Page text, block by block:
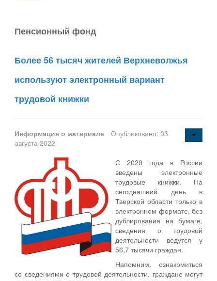
Пенсионный фонд
Более 56 тысяч жителей Верхневолжья
используют электронный вариант
трудовой книжки
Информация о материале
Опубликовано: 03
августа 2022
С 2020 года в России
введены электронные
трудовые книжки. На
сегодняшний день в
Тверской области только в
электронном формате, без
дублирования на бумаге,
сведения о трудовой
деятельности ведутся у
56,7 тысячи граждан.
Напомним, ознакомиться
со сведениями о трудовой деятельности, граждане могут